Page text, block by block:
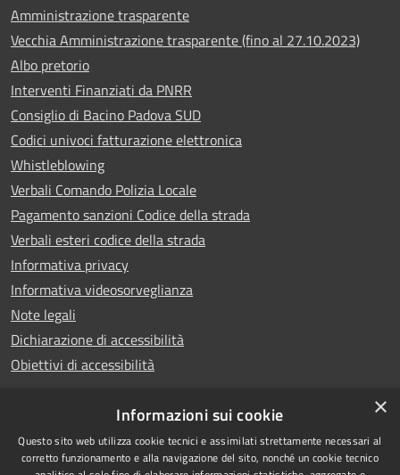
Amministrazione trasparente
Vecchia Amministrazione trasparente (fino al 27.10.2023)
Albo pretorio
Interventi Finanziati da PNRR
Consiglio di Bacino Padova SUD
Codici univoci fatturazione elettronica
Whistleblowing
Verbali Comando Polizia Locale
Pagamento sanzioni Codice della strada
Verbali esteri codice della strada
Informativa privacy
Informativa videosorveglianza
Note legali
Dichiarazione di accessibilità
Obiettivi di accessibilità
RSS
Copyright © 2026 • Comune di
×
Informazioni sui cookie
Questo sito web utilizza cookie tecnici e assimilati strettamente necessari al
corretto funzionamento e alla navigazione del sito, nonché un cookie tecnico